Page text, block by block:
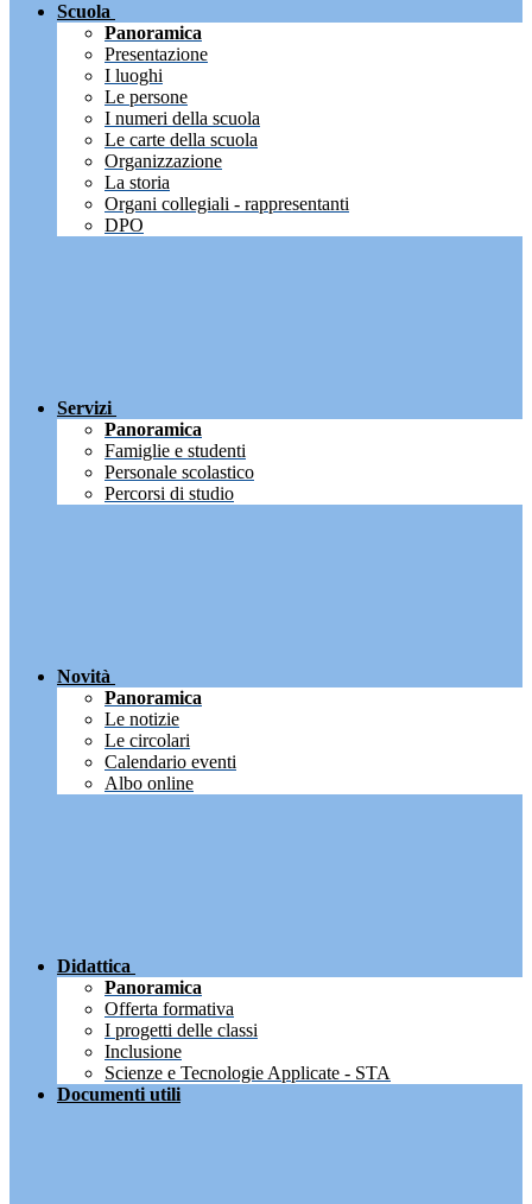
Scuola
Panoramica
Presentazione
I luoghi
Le persone
I numeri della scuola
Le carte della scuola
Organizzazione
La storia
Organi collegiali - rappresentanti
DPO
Servizi
Panoramica
Famiglie e studenti
Personale scolastico
Percorsi di studio
Novità
Panoramica
Le notizie
Le circolari
Calendario eventi
Albo online
Didattica
Panoramica
Offerta formativa
I progetti delle classi
Inclusione
Scienze e Tecnologie Applicate - STA
Documenti utili